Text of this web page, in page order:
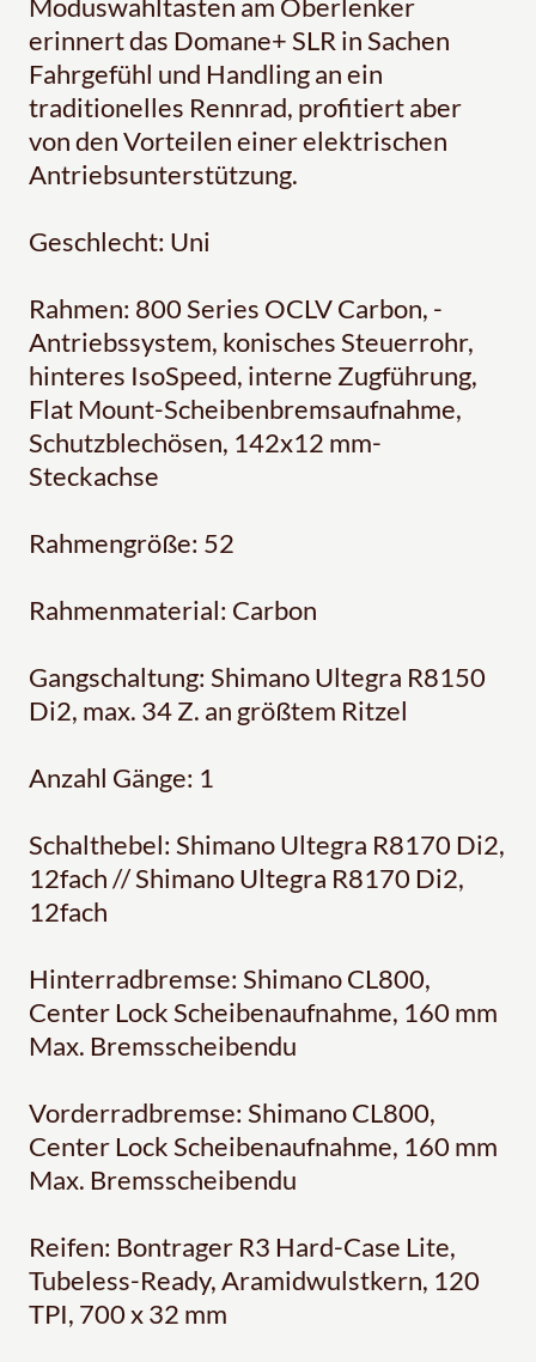
Moduswahltasten am Oberlenker
erinnert das Domane+ SLR in Sachen
Fahrgefühl und Handling an ein
traditionelles Rennrad, profitiert aber
von den Vorteilen einer elektrischen
Antriebsunterstützung.
Geschlecht: Uni
Rahmen: 800 Series OCLV Carbon, -
Antriebssystem, konisches Steuerrohr,
hinteres IsoSpeed, interne Zugführung,
Flat Mount-Scheibenbremsaufnahme,
Schutzblechösen, 142x12 mm-
Steckachse
Rahmengröße: 52
Rahmenmaterial: Carbon
Gangschaltung: Shimano Ultegra R8150
Di2, max. 34 Z. an größtem Ritzel
Anzahl Gänge: 1
Schalthebel: Shimano Ultegra R8170 Di2,
12fach // Shimano Ultegra R8170 Di2,
12fach
Hinterradbremse: Shimano CL800,
Center Lock Scheibenaufnahme, 160 mm
Max. Bremsscheibendu
Vorderradbremse: Shimano CL800,
Center Lock Scheibenaufnahme, 160 mm
Max. Bremsscheibendu
Reifen: Bontrager R3 Hard-Case Lite,
Tubeless-Ready, Aramidwulstkern, 120
TPI, 700 x 32 mm